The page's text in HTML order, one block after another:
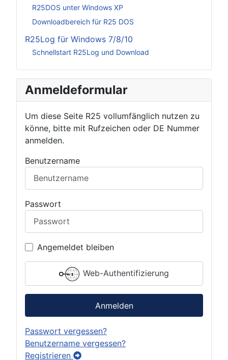
R25DOS unter Windows XP
Downloadbereich für R25 DOS
R25Log für Windows 7/8/10
Schnellstart R25Log und Download
Anmeldeformular
Um diese Seite R25 vollumfänglich nutzen zu
könne, bitte mit Rufzeichen oder DE Nummer
anmelden.
Benutzername
Passwort
Angemeldet bleiben
Web-Authentifizierung
Anmelden
Passwort vergessen?
Benutzername vergessen?
Registrieren